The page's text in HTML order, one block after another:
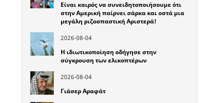
Είναι καιρός να συνειδητοποιήσουμε ότι
στην Αμερική παίρνει σάρκα και οστά μια
μεγάλη ριζοσπαστική Αριστερά!
2026-08-04
Η ιδιωτικοποίηση οδήγησε στην
σύγκρουση των ελικοπτέρων
2026-08-04
Γιάσερ Αραφάτ